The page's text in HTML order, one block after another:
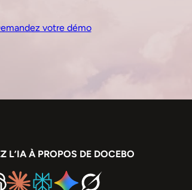
votre démo
L’IA À PROPOS DE DOCEBO